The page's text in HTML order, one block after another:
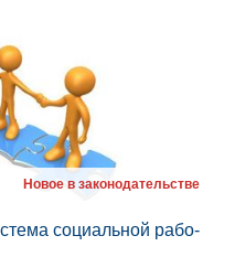
Новое в законодательстве
со­ци­аль­ной ра­бо­